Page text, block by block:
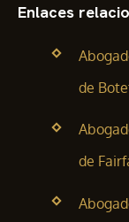
Enlaces
de
de